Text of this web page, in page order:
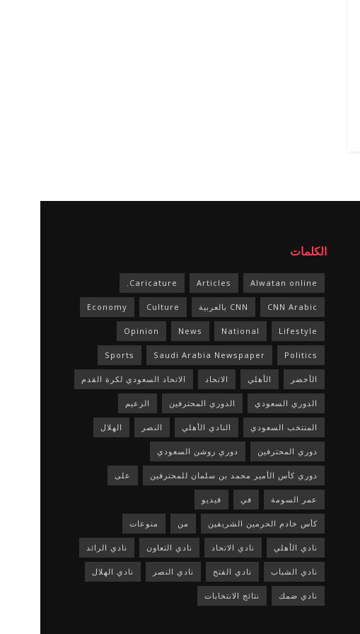
الكلمات
Alwatan online
Articles
Caricature.
CNN Arabic CNN بالعربية Culture
Economy
Lifestyle
National
News
Opinion
Politics
Saudi Arabia Newspaper
Sports
الأخضر الأهلي الاتحاد الاتحاد السعودي لكرة القدم
الدوري السعودي الدوري المحترفين الزعيم
المنتخب السعودي النادي الأهلي النصر الهلال
دوري المحترفين دوري روشن السعودي
دوري كأس الأمير محمد بن سلمان للمحترفين على
عمر السومة في فيديو
كأس خادم الحرمين الشريفين من منوعات
نادي الأهلي نادي الاتحاد نادي التعاون نادي الرائد
نادي الشباب نادي الفتح نادي النصر نادي الهلال
نادي ضمك نتائج الانتخابات